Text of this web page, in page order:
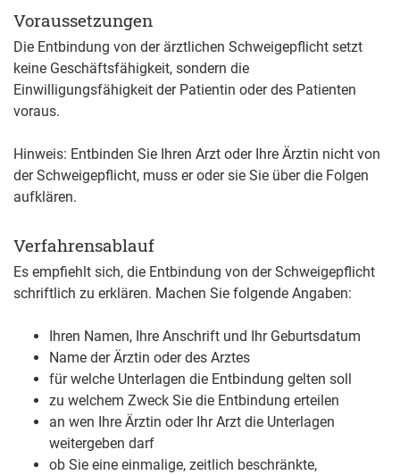
Voraussetzungen
Die Entbindung von der ärztlichen Schweigepflicht setzt
keine Geschäftsfähigkeit, sondern die
Einwilligungsfähigkeit der Patientin oder des Patienten
voraus.
Hinweis: Entbinden Sie Ihren Arzt oder Ihre Ärztin nicht von
der Schweigepflicht, muss er oder sie Sie über die Folgen
aufklären.
Verfahrensablauf
Es empfiehlt sich, die Entbindung von der Schweigepflicht
schriftlich zu erklären. Machen Sie folgende Angaben:
Ihren Namen, Ihre Anschrift und Ihr Geburtsdatum
Name der Ärztin oder des Arztes
für welche Unterlagen die Entbindung gelten soll
zu welchem Zweck Sie die Entbindung erteilen
an wen Ihre Ärztin oder Ihr Arzt die Unterlagen
weitergeben darf
ob Sie eine einmalige, zeitlich beschränkte,